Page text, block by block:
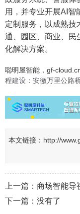
用，并专业开展AI智
定制服务，以成熟技
通、园区、商业、民
化解决方案。
聪明屋智能 ， gf-
程建设：安徽万里公路
本文链接： http://
上一篇： 商场智能导视
下一篇：没有了